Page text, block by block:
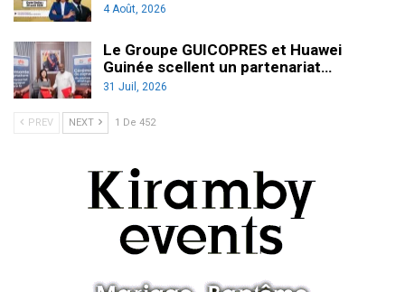
4 Août, 2026
Le Groupe GUICOPRES et Huawei
Guinée scellent un partenariat…
31 Juil, 2026
PREV NEXT 1 De 452